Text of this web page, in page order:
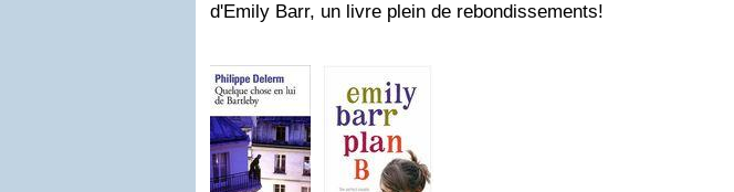
d'Emily Barr, un livre plein de rebondissements!